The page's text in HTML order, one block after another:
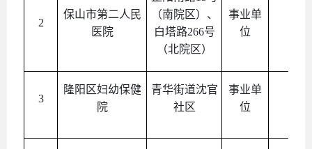
2
保山市第二人民
医院
（南院区）、
白塔路266号
（北院区）
事业单
位
3
隆阳区妇幼保健
院
青华街道沈官
社区
事业单
位